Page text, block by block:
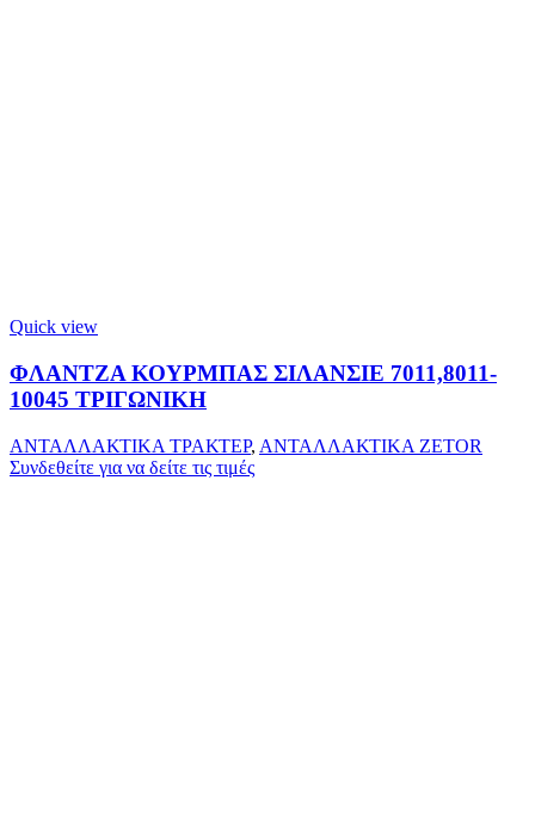
Quick view
ΦΛΑΝΤΖΑ ΚΟΥΡΜΠΑΣ ΣΙΛΑΝΣΙΕ 7011,8011-
10045 ΤΡΙΓΩΝΙΚΗ
ΑΝΤΑΛΛΑΚΤΙΚΑ ΤΡΑΚΤΕΡ, ΑΝΤΑΛΛΑΚΤΙΚΑ ZETOR
Συνδεθείτε για να δείτε τις τιμές